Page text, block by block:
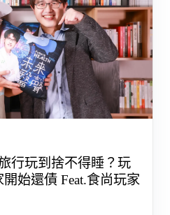
行玩到捨不得睡？玩
始還債 Feat.食尚玩家